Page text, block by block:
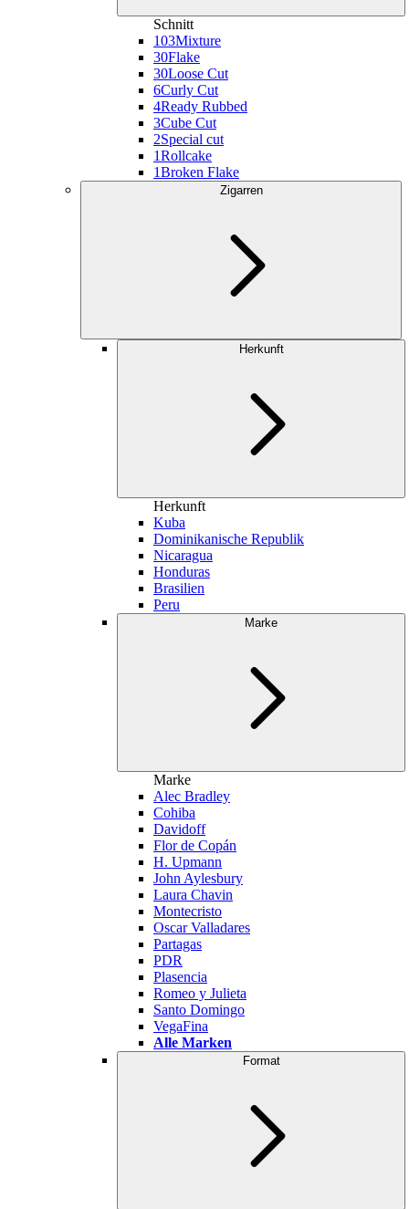
Schnitt
103Mixture
30Flake
30Loose Cut
6Curly Cut
4Ready Rubbed
3Cube Cut
2Special cut
1Rollcake
1Broken Flake
Zigarren
Herkunft
Herkunft
Kuba
Dominikanische Republik
Nicaragua
Honduras
Brasilien
Peru
Marke
Marke
Alec Bradley
Cohiba
Davidoff
Flor de Copán
H. Upmann
John Aylesbury
Laura Chavin
Montecristo
Oscar Valladares
Partagas
PDR
Plasencia
Romeo y Julieta
Santo Domingo
VegaFina
Alle Marken
Format